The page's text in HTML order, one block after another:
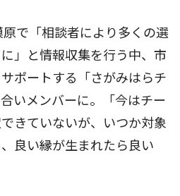
で「相談者により多くの選
」と情報収集を行う中、市
ポートする「さがみはらチ
いメンバーに。「今はチー
きていないが、いつか対象
良い縁が生まれたら良い